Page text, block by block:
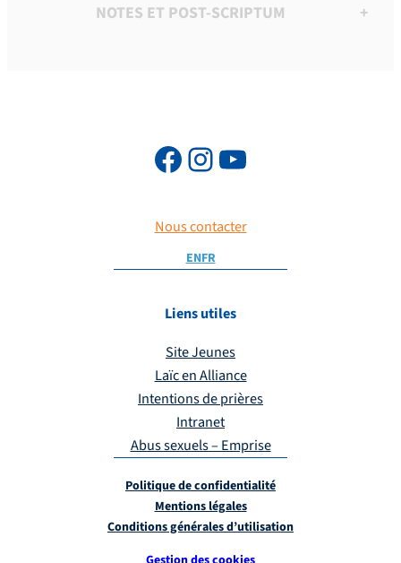
NOTES ET POST-SCRIPTUM +
Nous contacter
ENFR
Liens utiles
Site Jeunes
Laïc en Alliance
Intentions de prières
Intranet
Abus sexuels – Emprise
Politique de confidentialité
Mentions légales
Conditions générales d’utilisation